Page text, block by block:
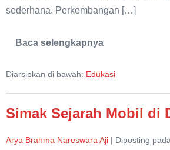
sederhana. Perkembangan […]
Baca selengkapnya
5
di
Diarsipkan di bawah: Edukasi
Simak Sejarah Mobil di
Arya Brahma Nareswara Aji | Diposting pada